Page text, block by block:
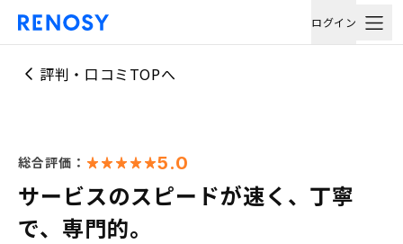
ログイン
評判・口コミTOPへ
総合評価： 5.0
サービスのスピードが速く、丁寧
で、専門的。